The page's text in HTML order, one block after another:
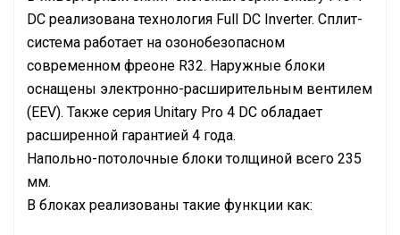
DC реализована технология Full DC Inverter. Сплит-
система работает на озонобезопасном
современном фреоне R32. Наружные блоки
оснащены электронно-расширительным вентилем
(EEV). Также серия Unitary Pro 4 DC обладает
расширенной гарантией 4 года.
Напольно-потолочные блоки толщиной всего 235
мм.
В блоках реализованы такие функции как: